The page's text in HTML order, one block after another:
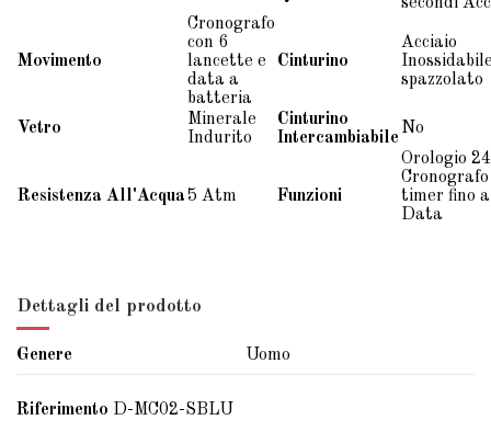
secondi
Movimento
Cronografo
con 6
lancette e
data a
batteria
Cinturino
Acciaio
spazzolato
Vetro
Minerale
Indurito
Cinturino
Intercambiabile
No
Resistenza All'Acqua 5 Atm Funzioni
Orologio
Cronografo
timer fino
Data
Dettagli del prodotto
Genere Uomo
Riferimento D-MC02-SBLU